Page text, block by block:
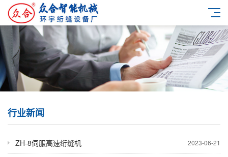
行业新闻
2023-06-21
ZH-8伺服高速绗缝机